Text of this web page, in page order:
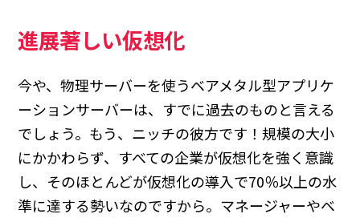
進展著しい仮想化
今や、物理サーバーを使うベアメタル型アプリケ
ーションサーバーは、すでに過去のものと言える
でしょう。もう、ニッチの彼方です！規模の大小
にかかわらず、すべての企業が仮想化を強く意識
し、そのほとんどが仮想化の導入で70％以上の水
準に達する勢いなのですから。マネージャーやベ